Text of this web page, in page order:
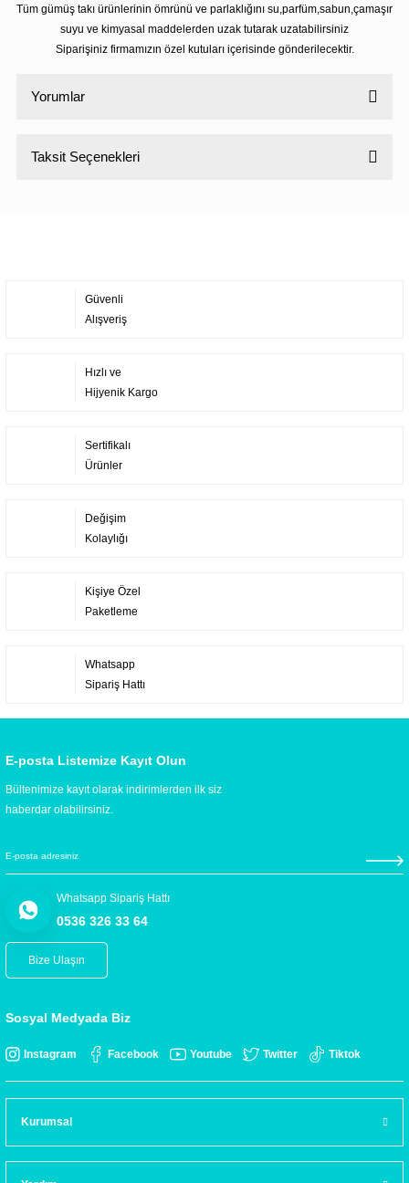
Tüm gümüş takı ürünlerinin ömrünü ve parlaklığını su,parfüm,sabun,çamaşır
suyu ve kimyasal maddelerden uzak tutarak uzatabilirsiniz
Siparişiniz firmamızın özel kutuları içerisinde gönderilecektir.
Yorumlar
Taksit Seçenekleri
Güvenli
Alışveriş
Hızlı ve
Hijyenik Kargo
Sertifikalı
Ürünler
Değişim
Kolaylığı
Kişiye Özel
Paketleme
Whatsapp
Sipariş Hattı
E-posta Listemize Kayıt Olun
Bültenimize kayıt olarak indirimlerden ilk siz
haberdar olabilirsiniz.
Whatsapp Sipariş Hattı
0536 326 33 64
Bize Ulaşın
Sosyal Medyada Biz
Instagram Facebook Youtube Twitter Tiktok
Kurumsal